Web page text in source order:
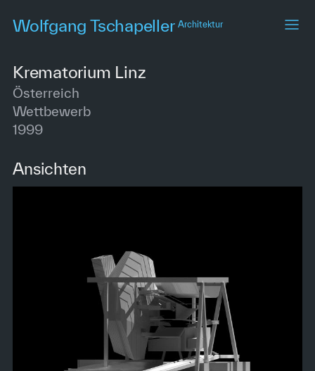
content
Wolfgang TschapellerArchitektur
Krematorium Linz
Österreich
Wettbewerb
1999
Ansichten